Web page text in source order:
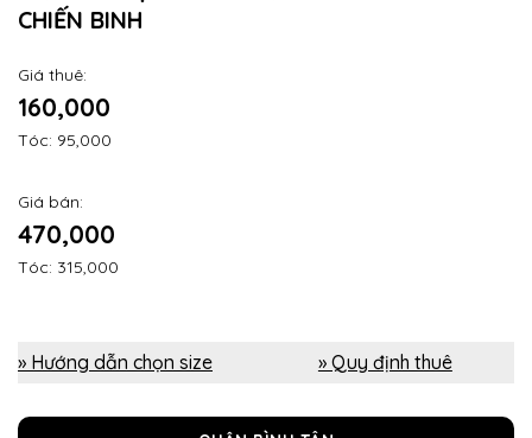
CHIẾN BINH
Giá thuê:
160,000
Tóc: 95,000
Giá bán:
470,000
Tóc: 315,000
» Hướng dẫn chọn size » Quy định thuê